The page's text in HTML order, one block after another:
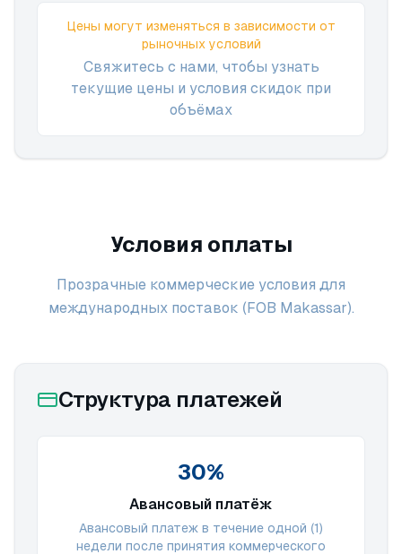
Цены могут изменяться в зависимости от
рыночных условий
Свяжитесь с нами, чтобы узнать
текущие цены и условия скидок при
объёмах
Условия оплаты
Прозрачные коммерческие условия для
международных поставок (FOB Makassar).
Структура платежей
30%
Авансовый платёж
Авансовый платеж в течение одной (1)
недели после принятия коммерческого